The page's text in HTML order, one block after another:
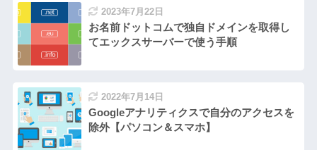
2023年7月22日
お名前ドットコムで独自ドメインを取得し
てエックスサーバーで使う手順
2022年7月14日
Googleアナリティクスで自分のアクセスを
除外【パソコン＆スマホ】